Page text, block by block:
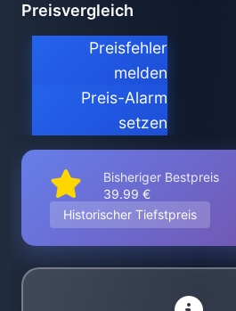
Preisvergleich
Preisfehler
melden
Preis-Alarm
setzen
Bisheriger Bestpreis
39.99 €
Historischer Tiefstpreis